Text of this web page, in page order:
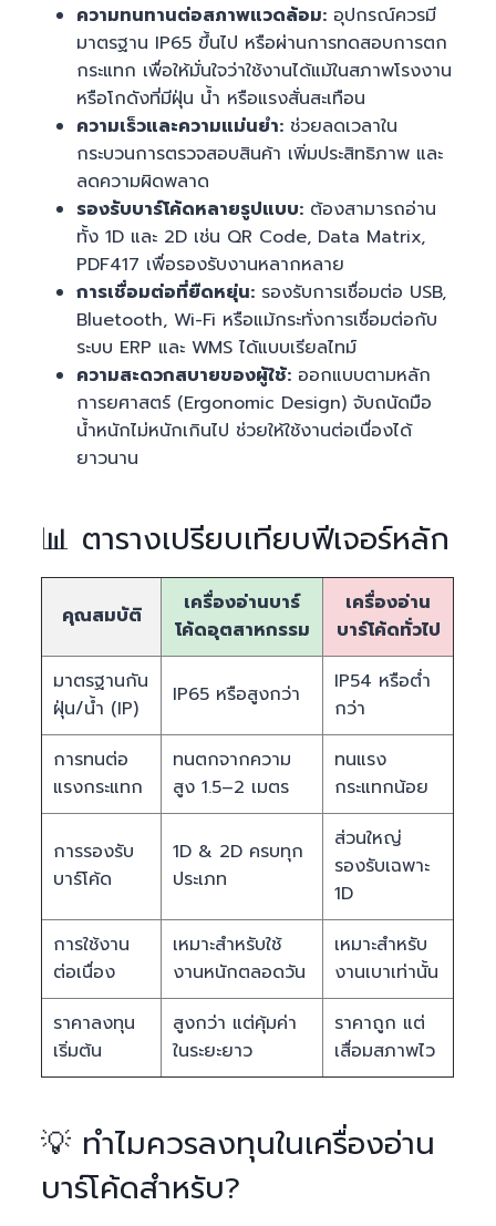
ความทนทานต่อสภาพแวดล้อม: อุปกรณ์ควรมี
มาตรฐาน IP65 ขึ้นไป หรือผ่านการทดสอบการตก
กระแทก เพื่อให้มั่นใจว่าใช้งานได้แม้ในสภาพโรงงาน
หรือโกดังที่มีฝุ่น น้ำ หรือแรงสั่นสะเทือน
ความเร็วและความแม่นยำ: ช่วยลดเวลาใน
กระบวนการตรวจสอบสินค้า เพิ่มประสิทธิภาพ และ
ลดความผิดพลาด
รองรับบาร์โค้ดหลายรูปแบบ: ต้องสามารถอ่าน
ทั้ง 1D และ 2D เช่น QR Code, Data Matrix,
PDF417 เพื่อรองรับงานหลากหลาย
การเชื่อมต่อที่ยืดหยุ่น: รองรับการเชื่อมต่อ USB,
Bluetooth, Wi-Fi หรือแม้กระทั่งการเชื่อมต่อกับ
ระบบ ERP และ WMS ได้แบบเรียลไทม์
ความสะดวกสบายของผู้ใช้: ออกแบบตามหลัก
การยศาสตร์ (Ergonomic Design) จับถนัดมือ
น้ำหนักไม่หนักเกินไป ช่วยให้ใช้งานต่อเนื่องได้
ยาวนาน
📊 ตารางเปรียบเทียบฟีเจอร์หลัก
คุณสมบัติ
เครื่องอ่านบาร์
โค้ดอุตสาหกรรม
เครื่องอ่าน
บาร์โค้ดทั่วไป
มาตรฐานกัน
ฝุ่น/น้ำ (IP)
IP65 หรือสูงกว่า
IP54 หรือต่ำ
กว่า
การทนต่อ
แรงกระแทก
ทนตกจากความ
สูง 1.5–2 เมตร
ทนแรง
กระแทกน้อย
การรองรับ
บาร์โค้ด
1D & 2D ครบทุก
ประเภท
ส่วนใหญ่
รองรับเฉพาะ
1D
การใช้งาน
ต่อเนื่อง
เหมาะสำหรับใช้
งานหนักตลอดวัน
เหมาะสำหรับ
งานเบาเท่านั้น
ราคาลงทุน
เริ่มต้น
สูงกว่า แต่คุ้มค่า
ในระยะยาว
ราคาถูก แต่
เสื่อมสภาพไว
💡 ทำไมควรลงทุนในเครื่องอ่าน
บาร์โค้ดสำหรับ?